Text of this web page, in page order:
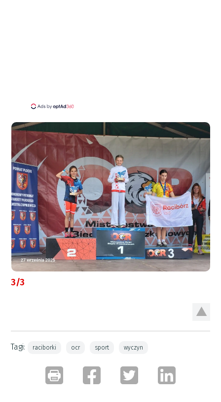
3/3
Tagi: raciborki ocr sport wyczyn